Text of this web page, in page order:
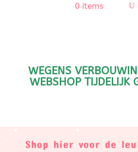
0 items
WEGENS
WEBSHOP TIJDELIJK
Shop hier voor de